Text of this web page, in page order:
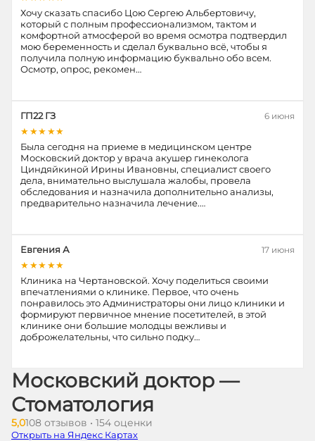
Хочу сказать спасибо Цою Сергею Альбертовичу,
который с полным профессионализмом, тактом и
комфортной атмосферой во время осмотра подтвердил
мою беременность и сделал буквально всё, чтобы я
получила полную информацию буквально обо всем.
Осмотр, опрос, рекомен…
ГП22 ГЗ 6 июня
★★★★★
Была сегодня на приеме в медицинском центре
Московский доктор у врача акушер гинеколога
Циндяйкиной Ирины Ивановны, специалист своего
дела, внимательно выслушала жалобы, провела
обследования и назначила дополнительно анализы,
предварительно назначила лечение.…
Евгения А 17 июня
★★★★★
Клиника на Чертановской. Хочу поделиться своими
впечатлениями о клинике. Первое, что очень
понравилось это Администраторы они лицо клиники и
формируют первичное мнение посетителей, в этой
клинике они большие молодцы вежливы и
доброжелательны, что сильно подку…
Московский доктор —
Стоматология
5,0108 отзывов • 154 оценки
Открыть на Яндекс Картах